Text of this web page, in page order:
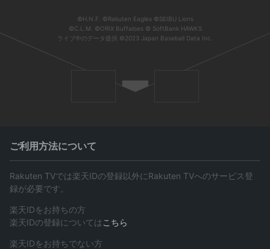
©H.N.F. ©Rakuten Eagles ©SEIBU Lions
©C.L.M. ©ORIX Buffaloes © SoftBank HAWKS
ライブ中のデータ提供 ©2023 Japan Baseball Data Inc.
ご利用方法について
Rakuten TVでは楽天IDの登録以外にRakuten TVへのサービス登
録が必要です。
楽天IDをお持ちの方
楽天IDの登録については こちら
楽天IDをお持ちでない方